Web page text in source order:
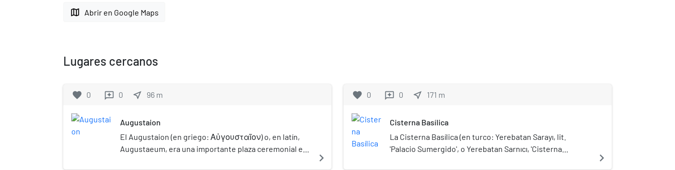
map Abrir en Google Maps
Lugares cercanos
favorite 0 reviews 0 near_me 96 m
Augustaion
El Augustaion (en griego: Αὐγουσταῖον) o, en latín,
Augustaeum, era una importante plaza ceremonial en
navigate_next
favorite 0 reviews 0 near_me 171 m
Cisterna Basílica
La Cisterna Basílica (en turco: Yerebatan Sarayı, lit.
'Palacio Sumergido', o Yerebatan Sarnıcı, 'Cisterna
navigate_next